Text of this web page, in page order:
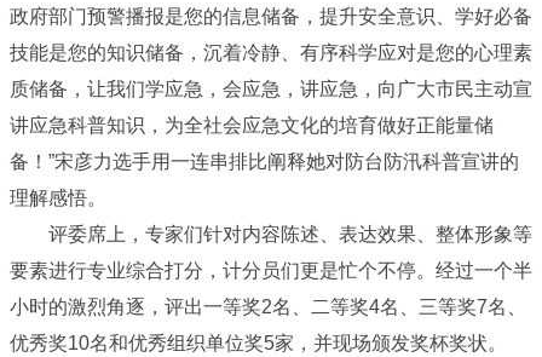
政府部门预警播报是您的信息储备，提升安全意识、学好必备
技能是您的知识储备，沉着冷静、有序科学应对是您的心理素
质储备，让我们学应急，会应急，讲应急，向广大市民主动宣
讲应急科普知识，为全社会应急文化的培育做好正能量储
备！”宋彦力选手用一连串排比阐释她对防台防汛科普宣讲的
理解感悟。
评委席上，专家们针对内容陈述、表达效果、整体形象等
要素进行专业综合打分，计分员们更是忙个不停。经过一个半
小时的激烈角逐，评出一等奖2名、二等奖4名、三等奖7名、
优秀奖10名和优秀组织单位奖5家，并现场颁发奖杯奖状。